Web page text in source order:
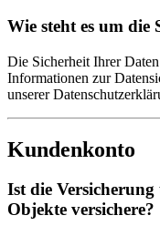
Wie steht es um die
Die Sicherheit Ihrer
Informationen zur
unserer
Kundenkonto
Ist die Versicherung
Objekte versichere?